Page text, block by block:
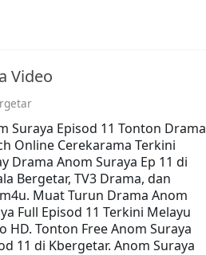
Video
Suraya Episod 11 Tonton Drama
Online Cerekarama Terkini
Drama Anom Suraya Ep 11 di
Bergetar, TV3 Drama, dan
Muat Turun Drama Anom
Full Episod 11 Terkini Melayu
HD. Tonton Free Anom Suraya
11 di Kbergetar. Anom Suraya